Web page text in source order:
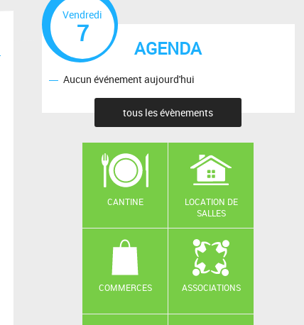
AGENDA
Vendredi
7
Aucun événement aujourd'hui
tous les évènements
CANTINE
LOCATION DE
SALLES
COMMERCES ASSOCIATIONS